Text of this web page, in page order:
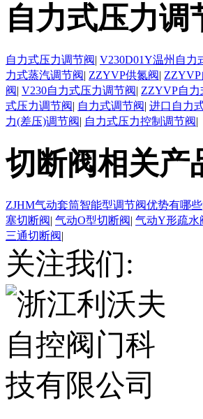
自力式压力调
自力式压力调节阀| V230D01Y温州自力
力式蒸汽调节阀| ZZYVP供氮阀| ZZYVP
阀| V230自力式压力调节阀| ZZYVP自力
式压力调节阀| 自力式调节阀| 进口自力
力(差压)调节阀| 自力式压力控制调节阀|
切断阀相关产
ZJHM气动套筒智能型调节阀优势有哪些
塞切断阀| 气动O型切断阀| 气动Y形疏水
三通切断阀|
关注我们: